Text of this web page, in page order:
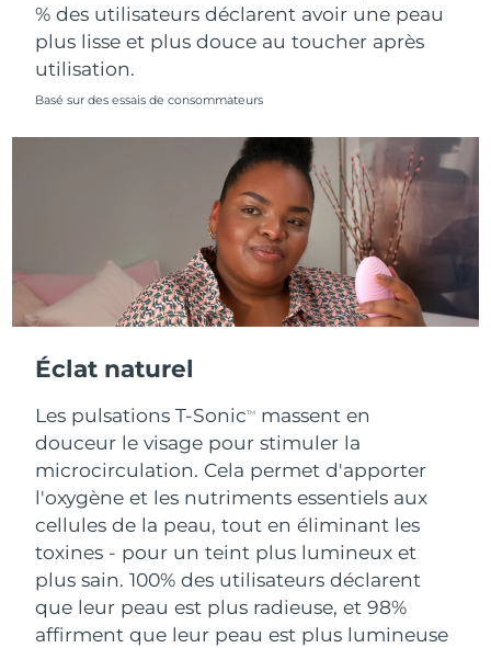
% des utilisateurs déclarent avoir une peau
plus lisse et plus douce au toucher après
utilisation.
Basé sur des essais de consommateurs
Éclat naturel
Les pulsations T-SonicTM
massent en
douceur le visage pour stimuler la
microcirculation. Cela permet d'apporter
l'oxygène et les nutriments essentiels aux
cellules de la peau, tout en éliminant les
toxines - pour un teint plus lumineux et
plus sain. 100% des utilisateurs déclarent
que leur peau est plus radieuse, et 98%
affirment que leur peau est plus lumineuse